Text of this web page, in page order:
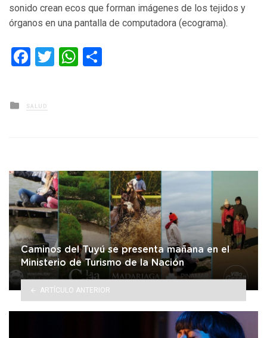
sonido crean ecos que forman imágenes de los tejidos y
órganos en una pantalla de computadora (ecograma).
Facebook
TwitterWhatsApp
Posted
in
SALUD
Caminos del Tuyú se presenta mañana en el
Ministerio de Turismo de la Nación
ARTÍCULO ANTERIOR